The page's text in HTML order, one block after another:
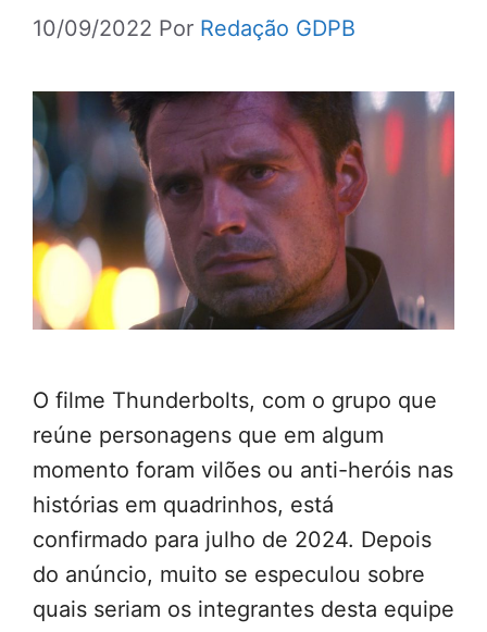
10/09/2022 Por Redação GDPB
O filme Thunderbolts, com o grupo que
reúne personagens que em algum
momento foram vilões ou anti-heróis nas
histórias em quadrinhos, está
confirmado para julho de 2024. Depois
do anúncio, muito se especulou sobre
quais seriam os integrantes desta equipe